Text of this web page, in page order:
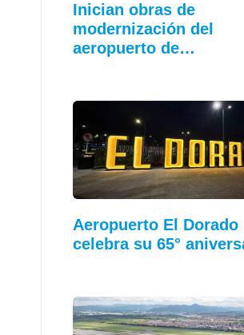
Inician obras de
modernización del
aeropuerto de…
Aeropuerto El Dorado
celebra su 65°